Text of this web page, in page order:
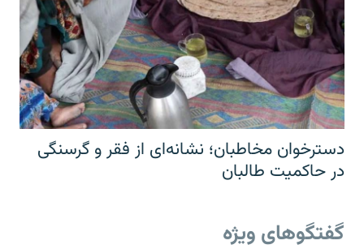
دسترخوان مخاطبان؛ نشانه‌ای از فقر و گرسنگی
در حاکمیت طالبان
گفتگوهای ویژه